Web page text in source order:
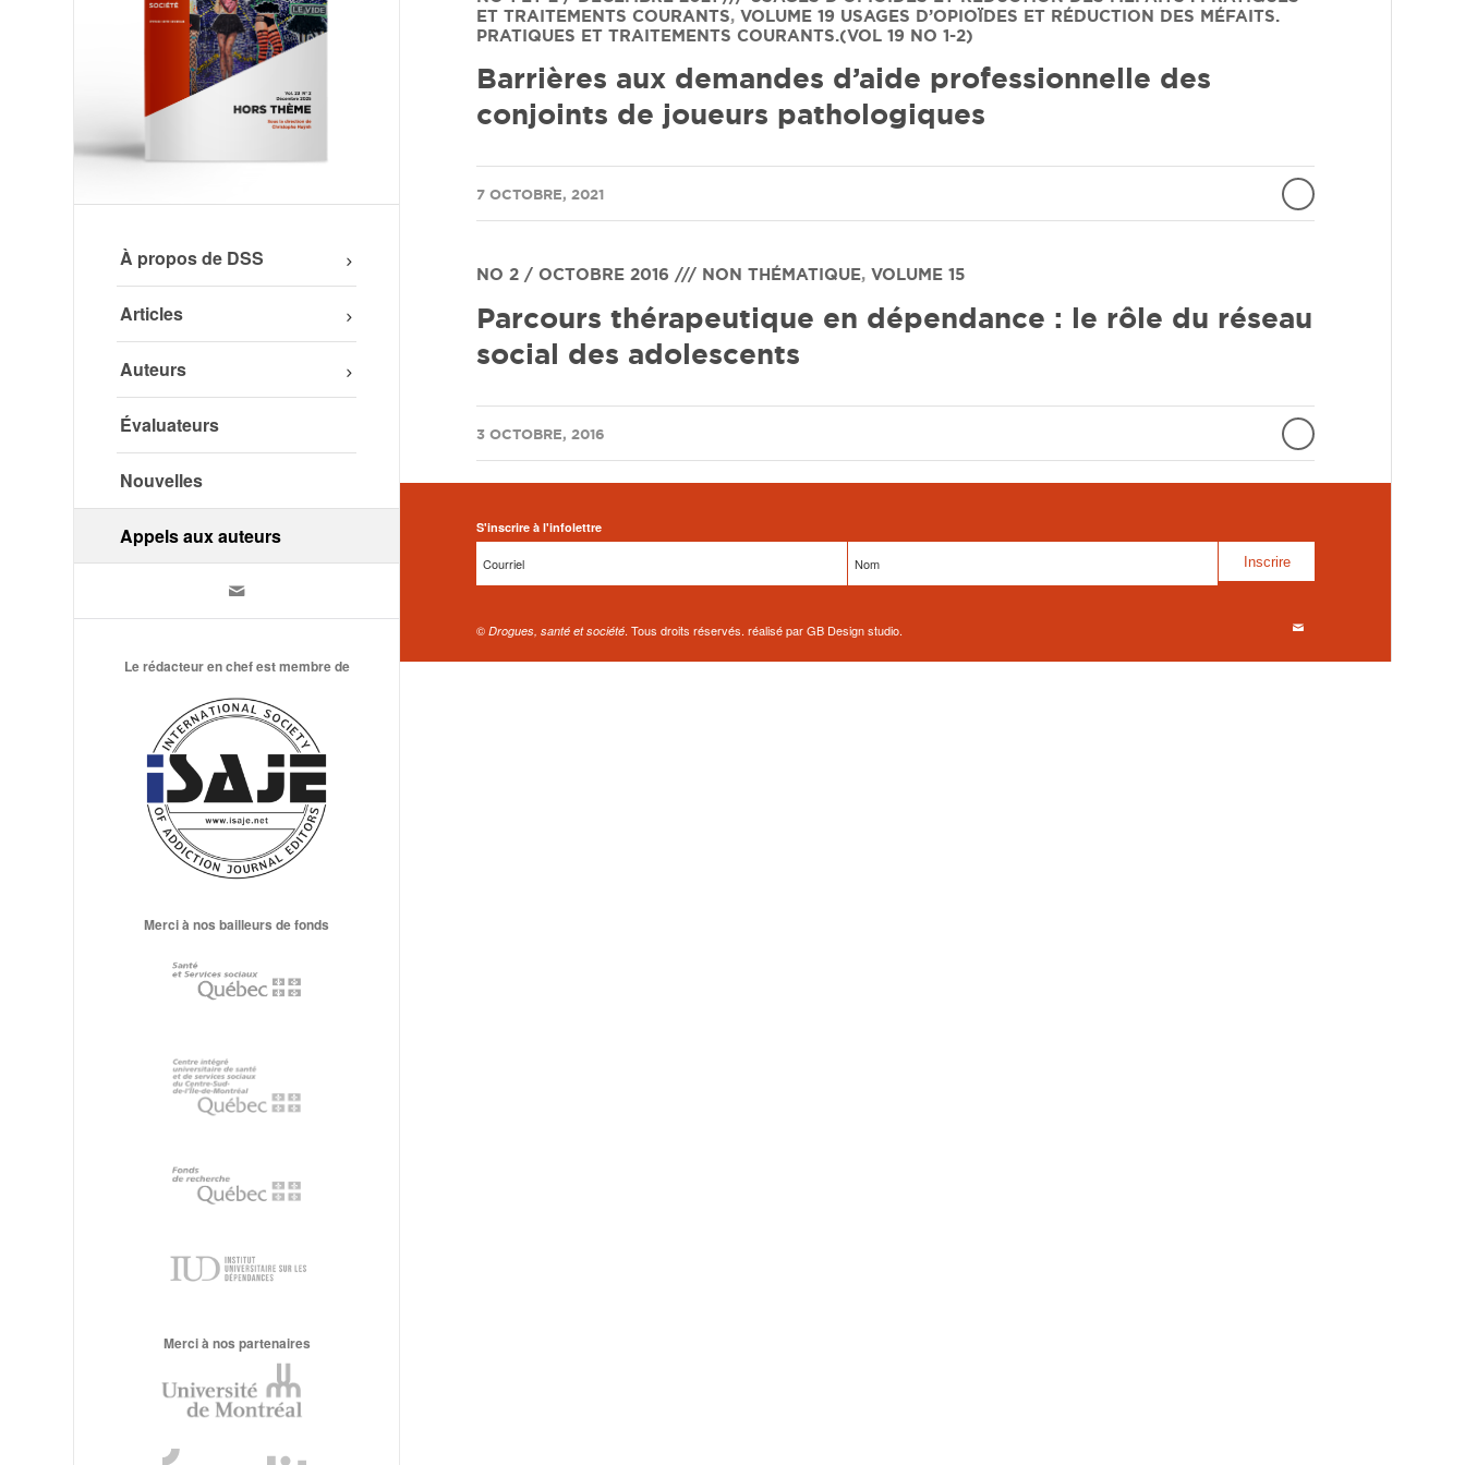
À propos de DSS
Articles
Auteurs
Évaluateurs
Nouvelles
Appels aux auteurs
Le rédacteur en chef est membre de
Merci à nos bailleurs de fonds
Merci à nos partenaires
ET TRAITEMENTS COURANTS, VOLUME 19 USAGES D’OPIOÏDES ET RÉDUCTION DES MÉFAITS.
PRATIQUES ET TRAITEMENTS COURANTS.(VOL 19 NO 1-2)
Barrières aux demandes d’aide professionnelle des
conjoints de joueurs pathologiques
7 OCTOBRE, 2021
/
NO 2 / OCTOBRE 2016 /// NON THÉMATIQUE, VOLUME 15
Parcours thérapeutique en dépendance : le rôle du réseau
social des adolescents
3 OCTOBRE, 2016
/
S'inscrire à l'infolettre
© Drogues, santé et société. Tous droits réservés. réalisé par GB Design studio.